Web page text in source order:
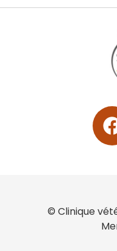
© Clinique